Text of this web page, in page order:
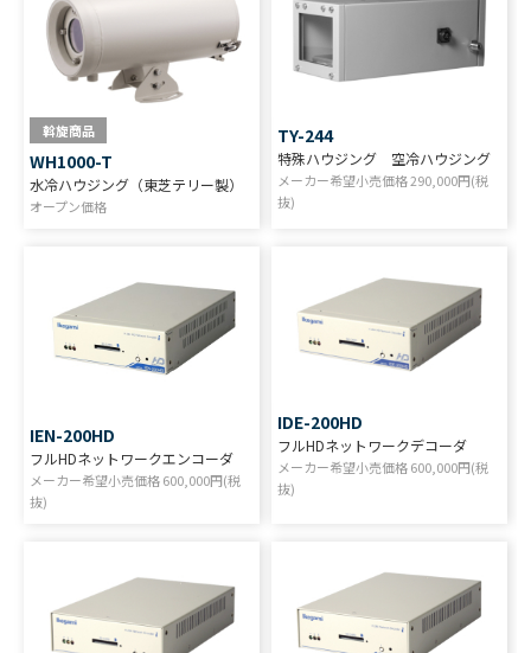
斡旋商品
WH1000-T
水冷ハウジング（東芝テリー製）
オープン価格
TY-244
特殊ハウジング 空冷ハウジング
メーカー希望小売価格290,000円(税
抜)
IEN-200HD
フルHDネットワークエンコーダ
メーカー希望小売価格600,000円(税
抜)
IDE-200HD
フルHDネットワークデコーダ
メーカー希望小売価格600,000円(税
抜)